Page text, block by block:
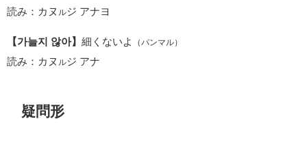
読み：カヌ ルジ アナヨ
【가늘지 않아】 細くないよ （パンマル）
読み：カヌ ルジ アナ
疑問形